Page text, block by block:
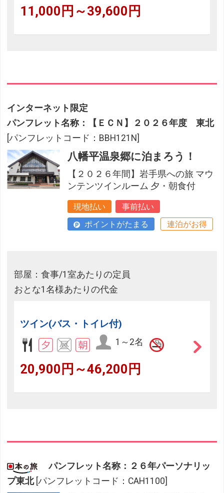
11,000円～39,600円
インターネット限定
パンフレット名称：【ＥＣＮ】２０２６年度 東北
[パンフレットコード：BBH121N]
八幡平温泉郷に泊まろう！
【２０２６年間】岩手県への旅 マウ
ンテンツインルーム 夕・朝食付
現地払い
事前払い
ポイントがたまる
連泊がお得
部屋：食事/1室あたりの定員
おとな1名様あたりの代金
ツイン(バス・トイレ付)
1～2名
20,900円～46,200円
パンフレット名称：２６年パーソナリッ
プ東北 [パンフレットコード：CAH1100]